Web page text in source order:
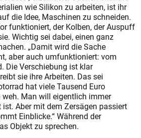
wie Silikon zu arbeiten, ist ihr
die Idee, Maschinen zu schneiden.
funktioniert, der Kolben, der Auspuff
Wichtig sei dabei, einen ganz
„Damit wird die Sache
aber auch umfunktioniert: vom
Die Verschiebung ist klar
sie ihre Arbeiten. Das sei
hat viele Tausend Euro
Man will eigentlich immer
ist. Aber mit dem Zersägen passiert
Einblicke.“ Während der
Objekt zu sprechen.